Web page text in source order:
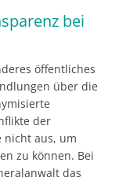
bei
öffentliches
über die
der
nicht aus, um
zu können. Bei
das